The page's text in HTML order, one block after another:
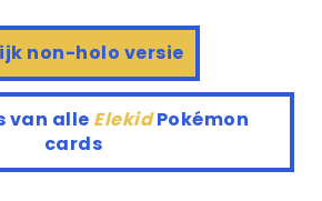
non-holo versie
van alle ElekidPokémon
cards